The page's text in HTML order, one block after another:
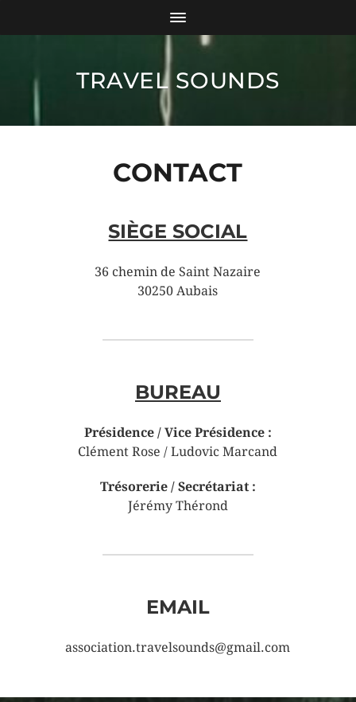
TRAVEL SOUNDS
CONTACT
SIÈGE SOCIAL
36 chemin de Saint Nazaire
30250 Aubais
BUREAU
Présidence / Vice Présidence :
Clément Rose / Ludovic Marcand
Trésorerie / Secrétariat :
Jérémy Thérond
EMAIL
association.travelsounds@gmail.com